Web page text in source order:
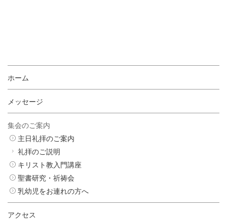
ホーム
メッセージ
集会のご案内
主日礼拝のご案内
礼拝のご説明
キリスト教入門講座
聖書研究・祈祷会
乳幼児をお連れの方へ
アクセス